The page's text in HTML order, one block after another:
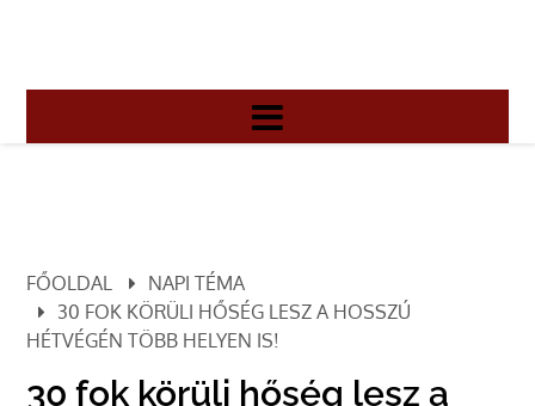
FŐOLDAL
NAPI TÉMA
30 FOK KÖRÜLI HŐSÉG LESZ A HOSSZÚ
HÉTVÉGÉN TÖBB HELYEN IS!
30 fok körüli hőség lesz a